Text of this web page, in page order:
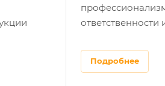
ответственности
Подробнее